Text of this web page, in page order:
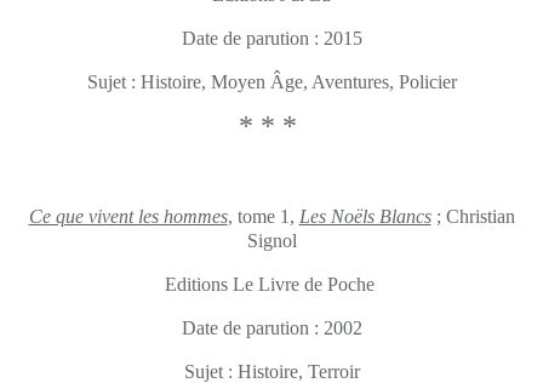
Date de parution : 2015
Sujet : Histoire, Moyen Âge, Aventures, Policier
* * *
Ce que vivent les hommes, tome 1, Les Noëls Blancs; Christian
Signol
Editions Le Livre de Poche
Date de parution : 2002
Sujet : Histoire, Terroir